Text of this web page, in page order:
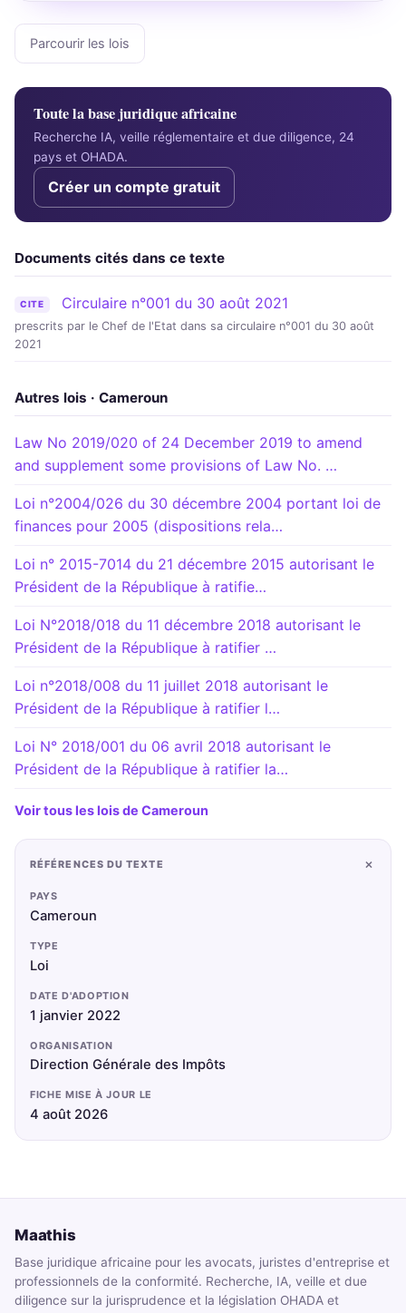
Parcourir les lois
Toute la base juridique africaine
Recherche IA, veille réglementaire et due diligence, 24
pays et OHADA.
Créer un compte gratuit
Documents cités dans ce texte
CITE Circulaire n°001 du 30 août 2021
prescrits par le Chef de l'Etat dans sa circulaire n°001 du 30 août
2021
Autres lois · Cameroun
Law No 2019/020 of 24 December 2019 to amend
and supplement some provisions of Law No. …
Loi n°2004/026 du 30 décembre 2004 portant loi de
finances pour 2005 (dispositions rela…
Loi n° 2015-7014 du 21 décembre 2015 autorisant le
Président de la République à ratifie…
Loi N°2018/018 du 11 décembre 2018 autorisant le
Président de la République à ratifier …
Loi n°2018/008 du 11 juillet 2018 autorisant le
Président de la République à ratifier l…
Loi N° 2018/001 du 06 avril 2018 autorisant le
Président de la République à ratifier la…
Voir tous les lois de Cameroun
RÉFÉRENCES DU TEXTE +
PAYS
Cameroun
TYPE
Loi
DATE D'ADOPTION
1 janvier 2022
ORGANISATION
Direction Générale des Impôts
FICHE MISE À JOUR LE
4 août 2026
Maathis
Base juridique africaine pour les avocats, juristes d'entreprise et
professionnels de la conformité. Recherche, IA, veille et due
diligence sur la jurisprudence et la législation OHADA et